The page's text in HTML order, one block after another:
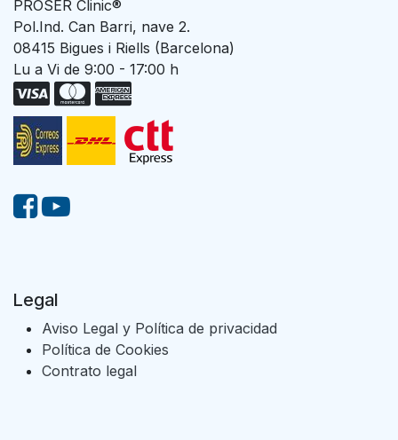
PROSER Clinic®
Pol.Ind. Can Barri, nave 2.
08415 Bigues i Riells (Barcelona)
Lu a Vi de 9:00 - 17:00 h
Legal
Aviso Legal y Política de privacidad
Política de Cookies
Contrato legal